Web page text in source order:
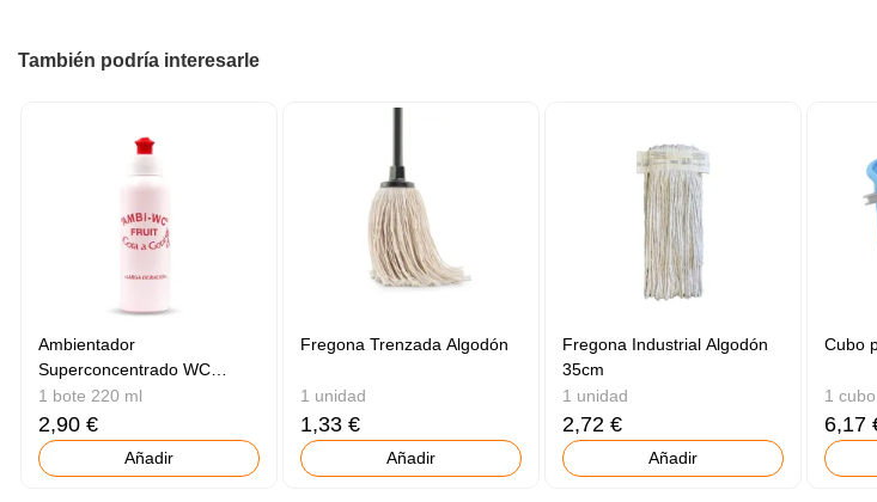
También podría interesarle
Ambientador
Superconcentrado WC
Frutas
1 bote 220 ml
2,90 €
Añadir
Fregona Trenzada Algodón
1 unidad
1,33 €
Añadir
Fregona Industrial Algodón
35cm
1 unidad
2,72 €
Añadir
Cubo
1 cubo
6,17